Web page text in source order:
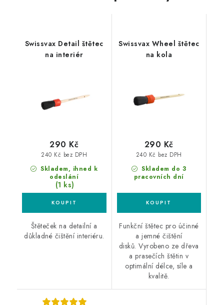
Swissvax Detail štětec
na interiér
Skladem, ihned k
odeslání
(1 ks)
240 Kč bez DPH
290 Kč
Štěteček na detailní a
důkladné čištění interiéru.
Swissvax Wheel štětec
na kola
Skladem do 3
pracovních dní
240 Kč bez DPH
290 Kč
Funkční štětec pro účinné
a jemné čištění
disků. Vyrobeno ze dřeva
a prasečích štětin v
optimální délce, síle a
kvalitě.